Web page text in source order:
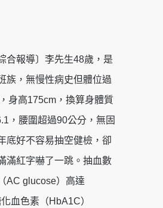
合報導〕李先生48歲，是
族，無慢性病史但體位過
身高175cm，換算身體質
，腰圍超過90公分，無固
底好不容易抽空健檢，卻
滿紅字嚇了一跳。抽血數
AC glucose）高達
血色素（HbA1C）